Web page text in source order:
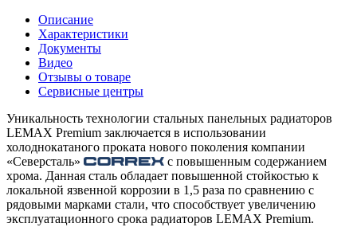
Описание
Характеристики
Документы
Видео
Отзывы о товаре
Сервисные центры
Уникальность технологии стальных панельных радиаторов
LEMAX Premium заключается в использовании
холоднокатаного проката нового поколения компании
«Северсталь»
с повышенным содержанием
хрома. Данная сталь обладает повышенной стойкостью к
локальной язвенной коррозии в 1,5 раза по сравнению с
рядовыми марками стали, что способствует увеличению
эксплуатационного срока радиаторов LEMAX Premium.